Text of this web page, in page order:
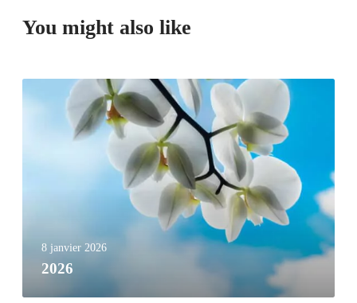
You might also like
8 janvier 2026
2026